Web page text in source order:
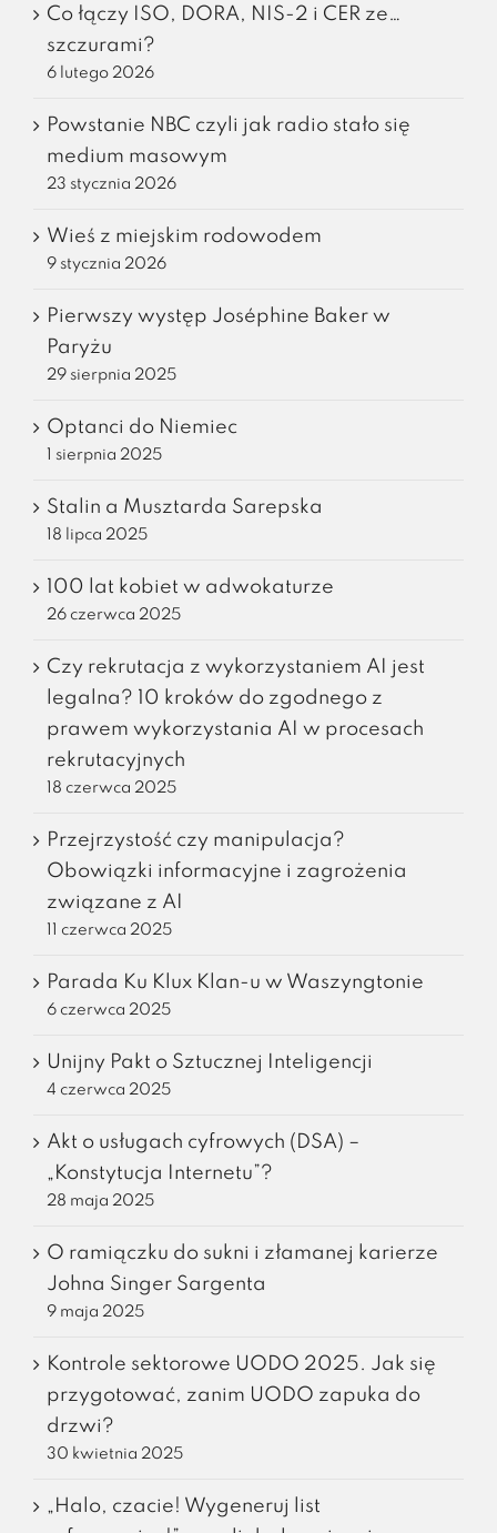
Co łączy ISO, DORA, NIS-2 i CER ze…
szczurami?
6 lutego 2026
Powstanie NBC czyli jak radio stało się
medium masowym
23 stycznia 2026
Wieś z miejskim rodowodem
9 stycznia 2026
Pierwszy występ Joséphine Baker w
Paryżu
29 sierpnia 2025
Optanci do Niemiec
1 sierpnia 2025
Stalin a Musztarda Sarepska
18 lipca 2025
100 lat kobiet w adwokaturze
26 czerwca 2025
Czy rekrutacja z wykorzystaniem AI jest
legalna? 10 kroków do zgodnego z
prawem wykorzystania AI w procesach
rekrutacyjnych
18 czerwca 2025
Przejrzystość czy manipulacja?
Obowiązki informacyjne i zagrożenia
związane z AI
11 czerwca 2025
Parada Ku Klux Klan-u w Waszyngtonie
6 czerwca 2025
Unijny Pakt o Sztucznej Inteligencji
4 czerwca 2025
Akt o usługach cyfrowych (DSA) –
„Konstytucja Internetu”?
28 maja 2025
O ramiączku do sukni i złamanej karierze
Johna Singer Sargenta
9 maja 2025
Kontrole sektorowe UODO 2025. Jak się
przygotować, zanim UODO zapuka do
drzwi?
30 kwietnia 2025
„Halo, czacie! Wygeneruj list